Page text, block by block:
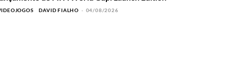
DAVID FIALHO - 04/08/2026